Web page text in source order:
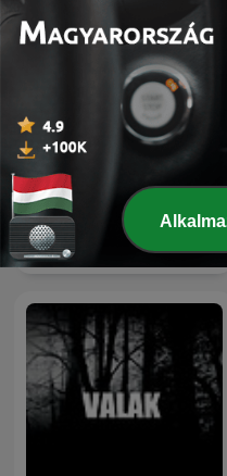
Gabi ng Lagim